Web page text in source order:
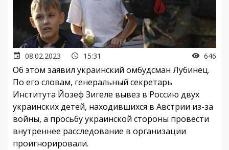
08.02.2023 15:31 646
Об этом заявил украинский омбудсман Лубинец.
По его словам, генеральный секретарь
Института Йозеф Зигеле вывез в Россию двух
украинских детей, находившихся в Австрии из-за
войны, а просьбу украинской стороны провести
внутреннее расследование в организации
проигнорировали.